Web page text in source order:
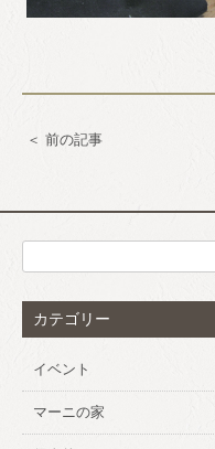
前の記事
カテゴリー
イベント
マーニの家